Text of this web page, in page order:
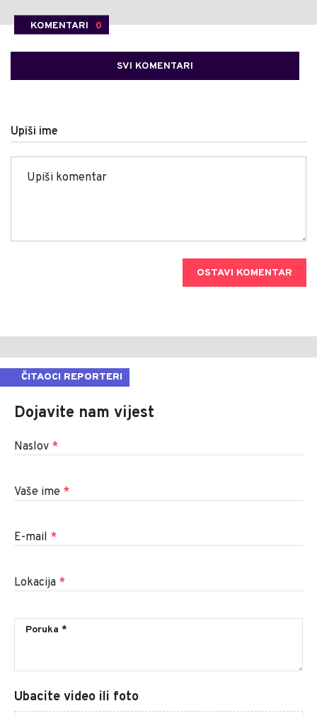
KOMENTARI 0
SVI KOMENTARI
Upiši ime
OSTAVI KOMENTAR
ČITAOCI REPORTERI
Dojavite nam vijest
Naslov *
Vaše ime *
E-mail *
Lokacija *
Ubacite video ili foto